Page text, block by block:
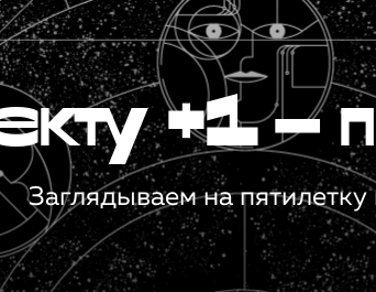
+1 —
Заглядываем на пятилетку